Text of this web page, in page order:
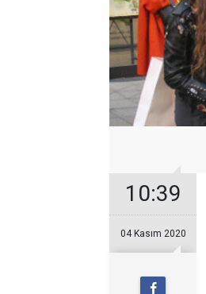
10:39
04 Kasım 2020